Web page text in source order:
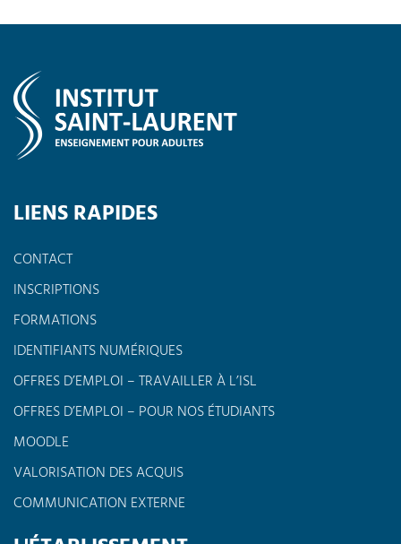
LIENS RAPIDES
CONTACT
INSCRIPTIONS
FORMATIONS
IDENTIFIANTS NUMÉRIQUES
OFFRES D’EMPLOI – TRAVAILLER À L’ISL
OFFRES D’EMPLOI – POUR NOS ÉTUDIANTS
MOODLE
VALORISATION DES ACQUIS
COMMUNICATION EXTERNE